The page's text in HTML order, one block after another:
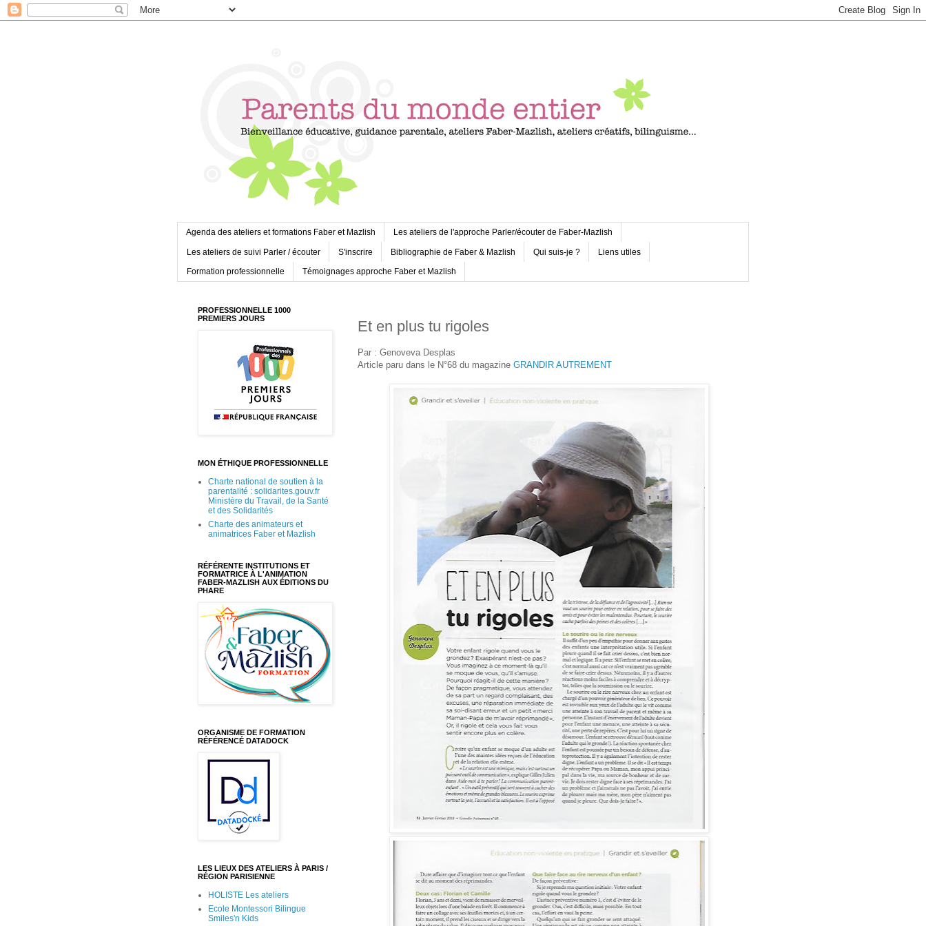
Agenda des ateliers et formations Faber et Mazlish Les ateliers de l'approche Parler/écouter de Faber-Mazlish
Les ateliers de suivi Parler / écouter S'inscrire Bibliographie de Faber & Mazlish Qui suis-je ? Liens utiles
Formation professionnelle Témoignages approche Faber et Mazlish
Et en plus tu rigoles
Par : Genoveva Desplas
Article paru dans le N°68 du magazine GRANDIR AUTREMENT
PROFESSIONNELLE 1000
PREMIERS JOURS
MON ÉTHIQUE PROFESSIONNELLE
Charte national de soutien à la
parentalité : solidarites.gouv.fr
Ministère du Travail, de la Santé
et des Solidarités
Charte des animateurs et
animatrices Faber et Mazlish
RÉFÉRENTE INSTITUTIONS ET
FORMATRICE À L'ANIMATION
FABER-MAZLISH AUX ÉDITIONS DU
PHARE
ORGANISME DE FORMATION
RÉFÉRENCÉ DATADOCK
LES LIEUX DES ATELIERS À PARIS /
RÉGION PARISIENNE
HOLISTE Les ateliers
Ecole Montessori Bilingue
Smiles'n Kids